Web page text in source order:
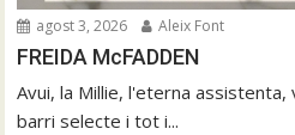
agost 3, 2026 Aleix Font
FREIDA McFADDEN
Avui, la Millie, l'eterna assistenta,
barri selecte i tot i...